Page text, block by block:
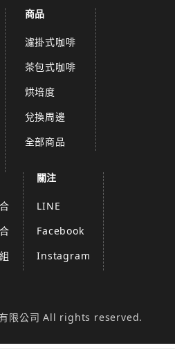
商品
濾掛式咖啡
茶包式咖啡
烘培度
兌換周邊
全部商品
關注
LINE
Facebook
Instagram
限公司 All rights reserved.